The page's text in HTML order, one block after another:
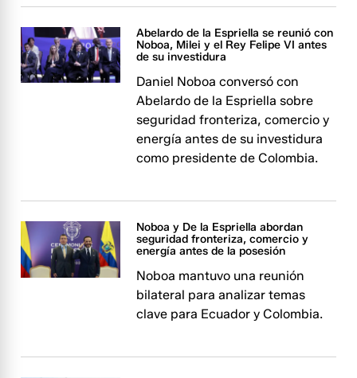
Abelardo de la Espriella se reunió con
Noboa, Milei y el Rey Felipe VI antes
de su investidura
Daniel Noboa conversó con
Abelardo de la Espriella sobre
seguridad fronteriza, comercio y
energía antes de su investidura
como presidente de Colombia.
Noboa y De la Espriella abordan
seguridad fronteriza, comercio y
energía antes de la posesión
Noboa mantuvo una reunión
bilateral para analizar temas
clave para Ecuador y Colombia.